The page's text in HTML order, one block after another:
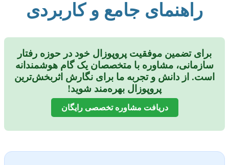
راهنمای جامع و کاربردی
برای تضمین موفقیت پروپوزال خود در حوزه رفتار
سازمانی، مشاوره با متخصصان یک گام هوشمندانه
است. از دانش و تجربه ما برای نگارش اثربخش‌ترین
پروپوزال بهره‌مند شوید!
دریافت مشاوره تخصصی رایگان